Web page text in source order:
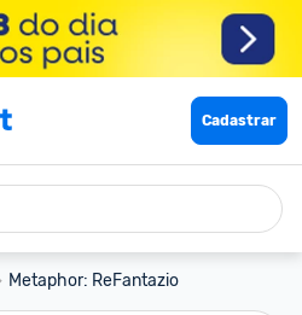
Cadastrar
Metaphor: ReFantazio